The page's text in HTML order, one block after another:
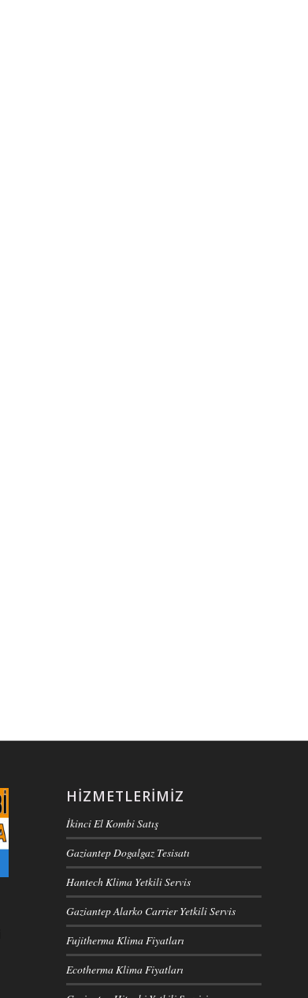
HIZMETLERIMIZ
İkinci El Kombi Satış
Gaziantep Dogalgaz Tesisatı
Hantech Klima Yetkili Servis
Gaziantep Alarko Carrier Yetkili Servis
Fujitherma Klima Fiyatları
Ecotherma Klima Fiyatları